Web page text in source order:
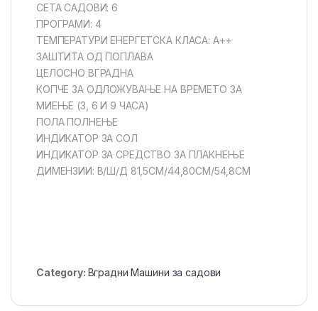
СЕТА САДОВИ: 6
ПРОГРАМИ: 4
ТЕМПЕРАТУРИ ЕНЕРГЕТСКА КЛАСА: А++
ЗАШТИТА ОД ПОПЛАВА
ЦЕЛОСНО ВГРАДНА
КОПЧЕ ЗА ОДЛОЖУВАЊЕ НА ВРЕМЕТО ЗА
МИЕЊЕ (3, 6 И 9 ЧАСА)
ПОЛА ПОЛНЕЊЕ
ИНДИКАТОР ЗА СОЛ
ИНДИКАТОР ЗА СРЕДСТВО ЗА ПЛАКНЕЊЕ
ДИМЕНЗИИ: В/Ш/Д 81,5CM/44,80CM/54,8CM
Category: Вградни Машини за садови